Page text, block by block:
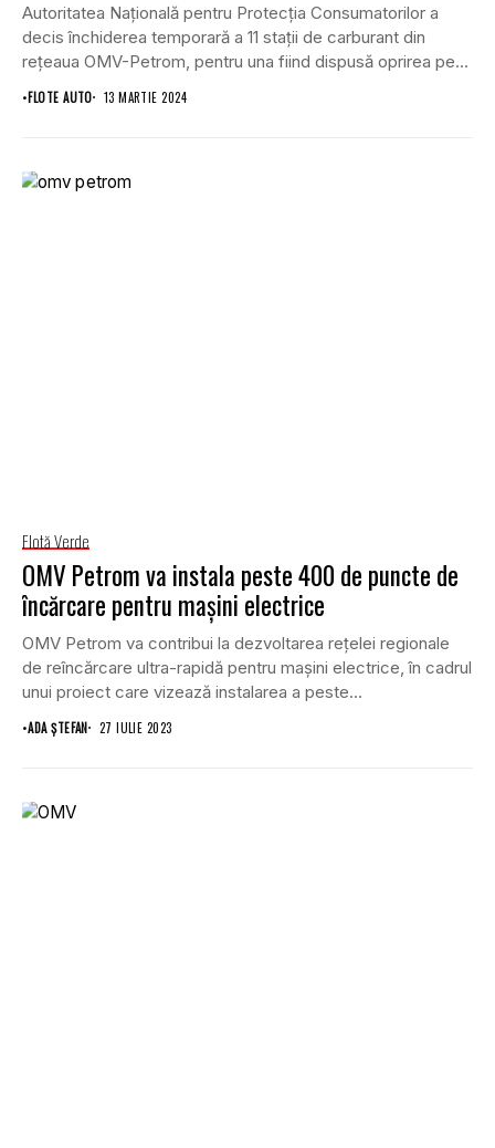
Autoritatea Naţională pentru Protecţia Consumatorilor a
decis închiderea temporară a 11 staţii de carburant din
reţeaua OMV-Petrom, pentru una fiind dispusă oprirea pe...
•FLOTE AUTO 13 MARTIE 2024
Flotă Verde
OMV Petrom va instala peste 400 de puncte de
încărcare pentru mașini electrice
OMV Petrom va contribui la dezvoltarea rețelei regionale
de reîncărcare ultra-rapidă pentru mașini electrice, în cadrul
unui proiect care vizează instalarea a peste...
•ADA ȘTEFAN 27 IULIE 2023